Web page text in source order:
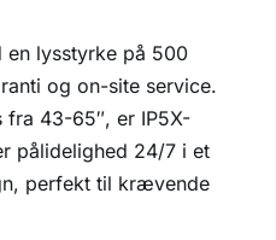
lysstyrke på 500
og on-site service.
43-65″, er IP5X-
pålidelighed 24/7 i et
perfekt til krævende